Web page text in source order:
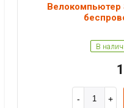
Велокомпьютер
В